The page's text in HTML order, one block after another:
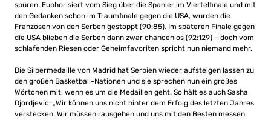
spüren. Euphorisiert vom Sieg über die Spanier im Viertelfinale und mit
den Gedanken schon im Traumfinale gegen die USA, wurden die
Franzosen von den Serben gestoppt (90:85). Im späteren Finale gegen
die USA blieben die Serben dann zwar chancenlos (92:129) – doch vom
schlafenden Riesen oder Geheimfavoriten spricht nun niemand mehr.
Die Silbermedaille von Madrid hat Serbien wieder aufsteigen lassen zu
den großen Basketball-Nationen und sie sprechen nun ein großes
Wörtchen mit, wenn es um die Medaillen geht. So hält es auch Sasha
Djordjevic: „Wir können uns nicht hinter dem Erfolg des letzten Jahres
verstecken. Wir müssen rausgehen und uns mit den Besten messen.